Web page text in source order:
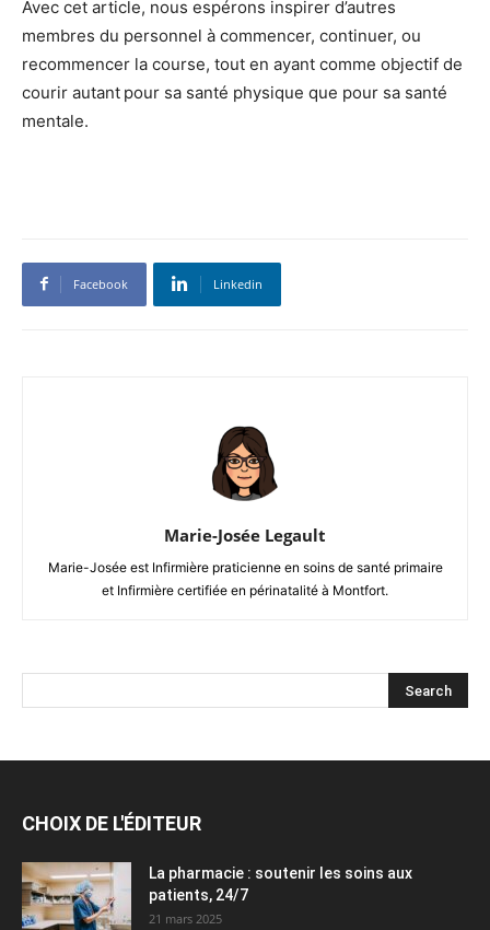
Avec cet article, nous espérons inspirer d’autres
membres du personnel à commencer, continuer, ou
recommencer la course, tout en ayant comme objectif de
courir autant pour sa santé physique que pour sa santé
mentale.
Facebook Linkedin
Marie-Josée Legault
Marie-Josée est Infirmière praticienne en soins de santé primaire
et Infirmière certifiée en périnatalité à Montfort.
CHOIX DE L'ÉDITEUR
La pharmacie : soutenir les soins aux
patients, 24/7
21 mars 2025